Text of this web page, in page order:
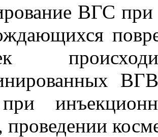
ВГС при
проведении